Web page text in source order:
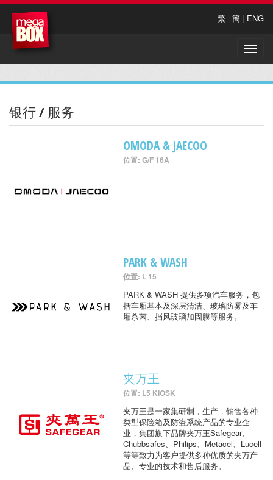
繁 | 簡 | ENG
Toggle
银行 / 服务
OMODA & JAECOO
位置: G/F 16A
PARK & WASH
位置: L 15
PARK & WASH 提供多项汽车服务，包
括车厢基本及深层清洁、玻璃防雾及车
厢杀菌、挡风玻璃加固膜等服务。
夹万王
位置: L5 KIOSK
夹万王是一家集研制，生产，销售各种
类型保险箱及防盗系统产品的专业企
业，集团旗下品牌夹万王Safegear、
Chubbsafes、Philips、Metacel、Lucell
等等致力为客户提供多种优质的夹万产
品、专业的技术和售后服务。